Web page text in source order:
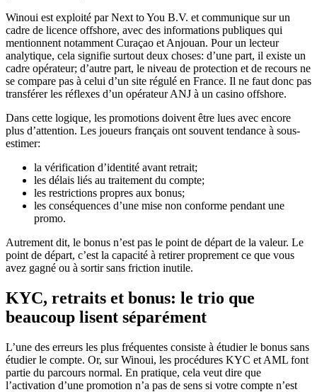
Winoui est exploité par Next to You B.V. et communique sur un
cadre de licence offshore, avec des informations publiques qui
mentionnent notamment Curaçao et Anjouan. Pour un lecteur
analytique, cela signifie surtout deux choses: d’une part, il existe un
cadre opérateur; d’autre part, le niveau de protection et de recours ne
se compare pas à celui d’un site régulé en France. Il ne faut donc pas
transférer les réflexes d’un opérateur ANJ à un casino offshore.
Dans cette logique, les promotions doivent être lues avec encore
plus d’attention. Les joueurs français ont souvent tendance à sous-
estimer:
la vérification d’identité avant retrait;
les délais liés au traitement du compte;
les restrictions propres aux bonus;
les conséquences d’une mise non conforme pendant une
promo.
Autrement dit, le bonus n’est pas le point de départ de la valeur. Le
point de départ, c’est la capacité à retirer proprement ce que vous
avez gagné ou à sortir sans friction inutile.
KYC, retraits et bonus: le trio que
beaucoup lisent séparément
L’une des erreurs les plus fréquentes consiste à étudier le bonus sans
étudier le compte. Or, sur Winoui, les procédures KYC et AML font
partie du parcours normal. En pratique, cela veut dire que
l’activation d’une promotion n’a pas de sens si votre compte n’est